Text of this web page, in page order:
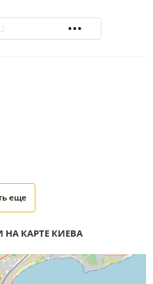
еще
КАРТЕ КИЕВА